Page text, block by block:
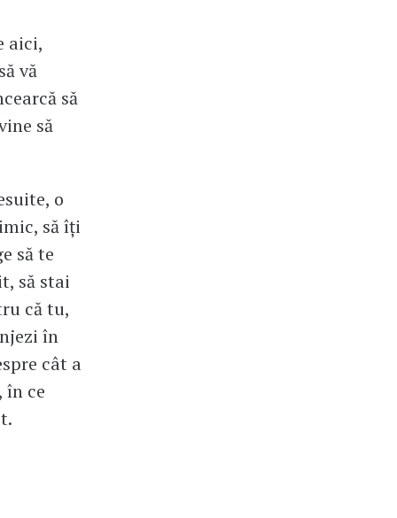
aici,
vă
să
să
o
să îți
să te
să stai
că tu,
în
cât a
în ce